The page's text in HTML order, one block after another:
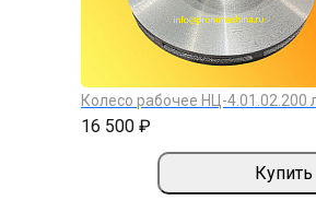
Колесо рабочее НЦ-4.01.02.200
16 500 ₽
Купить